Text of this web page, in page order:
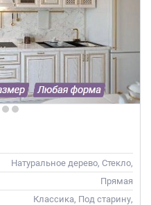
Натуральное дерево, Стекло,
Массив, С патиной
Прямая
Классика, Под старину,